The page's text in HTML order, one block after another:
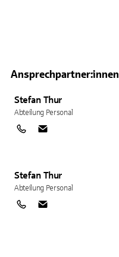
Ansprechpartner:innen
Stefan Thur
Abteilung Personal
Stefan Thur
Abteilung Personal